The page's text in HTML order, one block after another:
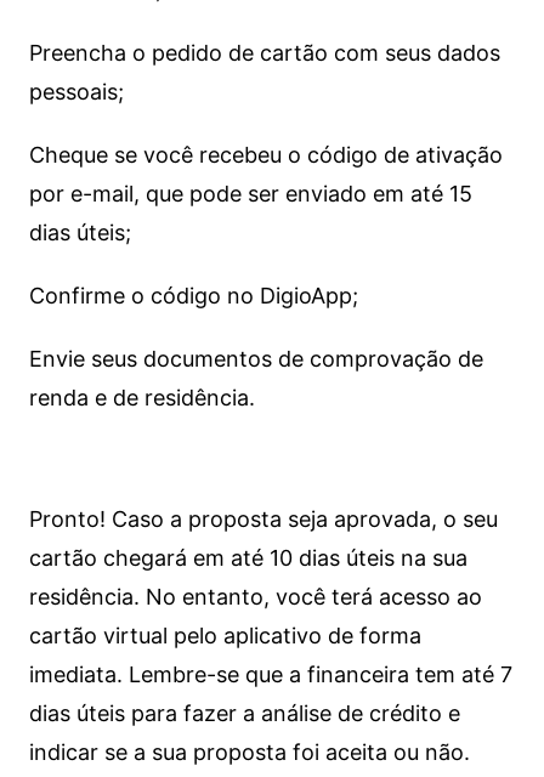
Preencha o pedido de cartão com seus dados
pessoais;
Cheque se você recebeu o código de ativação
por e-mail, que pode ser enviado em até 15
dias úteis;
Confirme o código no DigioApp;
Envie seus documentos de comprovação de
renda e de residência.
Pronto! Caso a proposta seja aprovada, o seu
cartão chegará em até 10 dias úteis na sua
residência. No entanto, você terá acesso ao
cartão virtual pelo aplicativo de forma
imediata. Lembre-se que a financeira tem até 7
dias úteis para fazer a análise de crédito e
indicar se a sua proposta foi aceita ou não.